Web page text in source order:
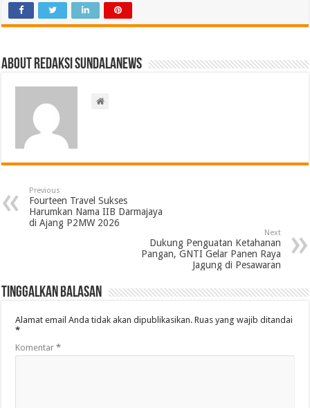
About Redaksi Sundalanews
Previous
Fourteen Travel Sukses
Harumkan Nama IIB Darmajaya
di Ajang P2MW 2026
Next
Dukung Penguatan Ketahanan
Pangan, GNTI Gelar Panen Raya
Jagung di Pesawaran
Tinggalkan Balasan
Alamat email Anda tidak akan dipublikasikan. Ruas yang wajib ditandai
*
Komentar*